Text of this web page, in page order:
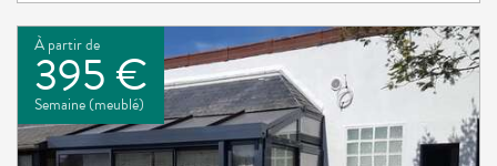
À partir de
395 €
Semaine (meublé)